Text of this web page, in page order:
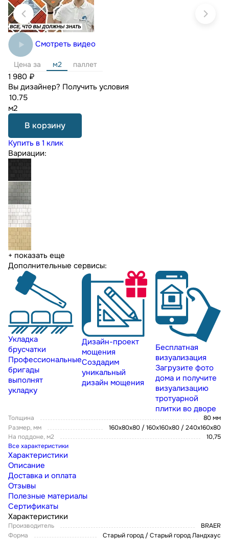
Смотреть видео
Цена за м2 паллет
1 980 ₽
Вы дизайнер? Получить условия
м2
В корзину
Купить в 1 клик
Вариации:
+ показать еще
Дополнительные сервисы:
Укладка
брусчатки
Профессиональные
бригады
выполнят
укладку
Дизайн-проект
мощения
Создадим
уникальный
дизайн мощения
Бесплатная
визуализация
Загрузите фото
дома и получите
визуализацию
тротуарной
плитки во дворе
Толщина
80 мм
Размер, мм
160х80х80 / 160х160х80 / 240х160х80
На поддоне, м2
10,75
Все характеристики
Характеристики
Описание
Доставка и оплата
Отзывы
Полезные материалы
Сертификаты
Характеристики
Производитель
BRAER
Форма
Старый город / Старый город Ландхаус